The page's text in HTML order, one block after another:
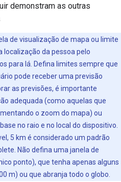
demonstram as outras
de visualização de mapa ou limite
localização da pessoa pelo
para lá. Defina limites sempre que
pode receber uma previsão
as previsões, é importante
adequada (como aquelas que
o zoom do mapa) ou
no raio e no local do dispositivo.
5 km é considerado um padrão
Não defina uma janela de
ponto), que tenha apenas alguns
m) ou que abranja todo o globo.